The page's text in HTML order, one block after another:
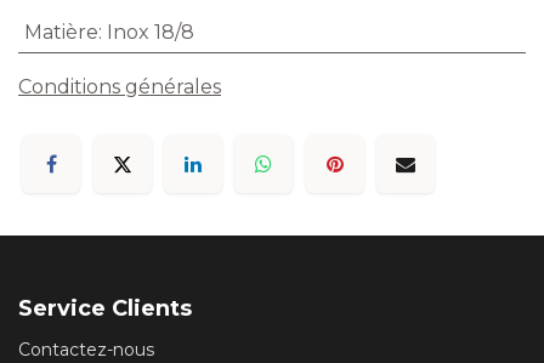
Matière: Inox 18/8
Conditions générales
Service Clients
Contactez-nous